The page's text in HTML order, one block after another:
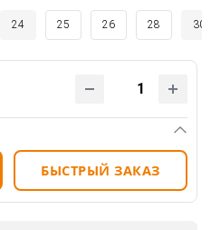
24 25 26 28 30
БЫСТРЫЙ ЗАКАЗ